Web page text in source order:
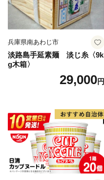
兵庫県南あわじ市
淡路島手延素麺 淡じ糸〈9k
g木箱〉
29,000円